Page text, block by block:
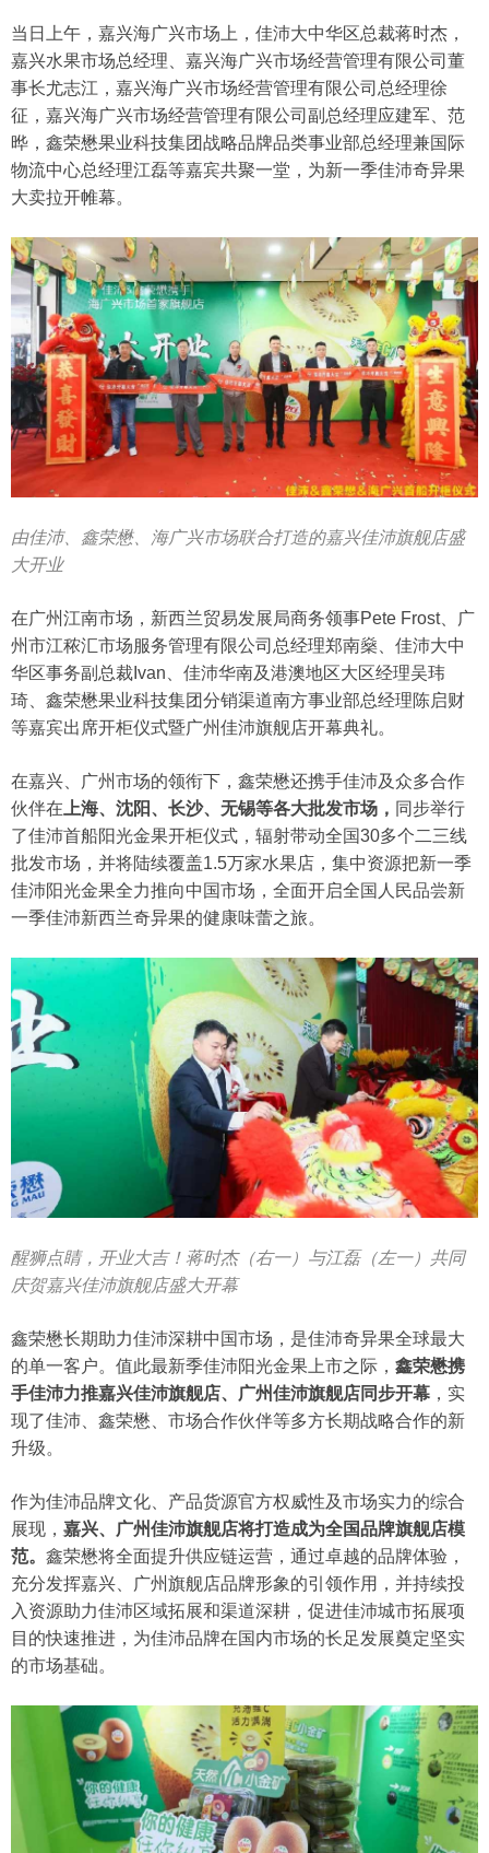
当日上午，嘉兴海广兴市场上，佳沛大中华区总裁蒋时杰，
嘉兴水果市场总经理、嘉兴海广兴市场经营管理有限公司董
事长尤志江，嘉兴海广兴市场经营管理有限公司总经理徐
征，嘉兴海广兴市场经营管理有限公司副总经理应建军、范
晔，鑫荣懋果业科技集团战略品牌品类事业部总经理兼国际
物流中心总经理江磊等嘉宾共聚一堂，为新一季佳沛奇异果
大卖拉开帷幕。
由佳沛、鑫荣懋、海广兴市场联合打造的嘉兴佳沛旗舰店盛
大开业
在广州江南市场，新西兰贸易发展局商务领事Pete Frost、广
州市江秾汇市场服务管理有限公司总经理郑南燊、佳沛大中
华区事务副总裁Ivan、佳沛华南及港澳地区大区经理吴玮
琦、鑫荣懋果业科技集团分销渠道南方事业部总经理陈启财
等嘉宾出席开柜仪式暨广州佳沛旗舰店开幕典礼。
在嘉兴、广州市场的领衔下，鑫荣懋还携手佳沛及众多合作
伙伴在 上海、沈阳、长沙、无锡等各大批发市场， 同步举行
了佳沛首船阳光金果开柜仪式，辐射带动全国30多个二三线
批发市场，并将陆续覆盖1.5万家水果店，集中资源把新一季
佳沛阳光金果全力推向中国市场，全面开启全国人民品尝新
一季佳沛新西兰奇异果的健康味蕾之旅。
醒狮点睛，开业大吉！蒋时杰（右一）与江磊（左一）共同
庆贺嘉兴佳沛旗舰店盛大开幕
鑫荣懋长期助力佳沛深耕中国市场，是佳沛奇异果全球最大
的单一客户。值此最新季佳沛阳光金果上市之际， 鑫荣懋携
手佳沛力推嘉兴佳沛旗舰店、广州佳沛旗舰店同步开幕 ，实
现了佳沛、鑫荣懋、市场合作伙伴等多方长期战略合作的新
升级。
作为佳沛品牌文化、产品货源官方权威性及市场实力的综合
展现， 嘉兴、广州佳沛旗舰店将打造成为全国品牌旗舰店模
范。 鑫荣懋将全面提升供应链运营，通过卓越的品牌体验，
充分发挥嘉兴、广州旗舰店品牌形象的引领作用，并持续投
入资源助力佳沛区域拓展和渠道深耕，促进佳沛城市拓展项
目的快速推进，为佳沛品牌在国内市场的长足发展奠定坚实
的市场基础。